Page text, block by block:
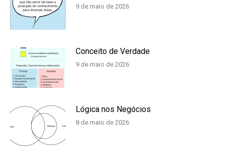
9 de maio de 2026
Conceito de Verdade
9 de maio de 2026
Lógica nos Negócios
8 de maio de 2026